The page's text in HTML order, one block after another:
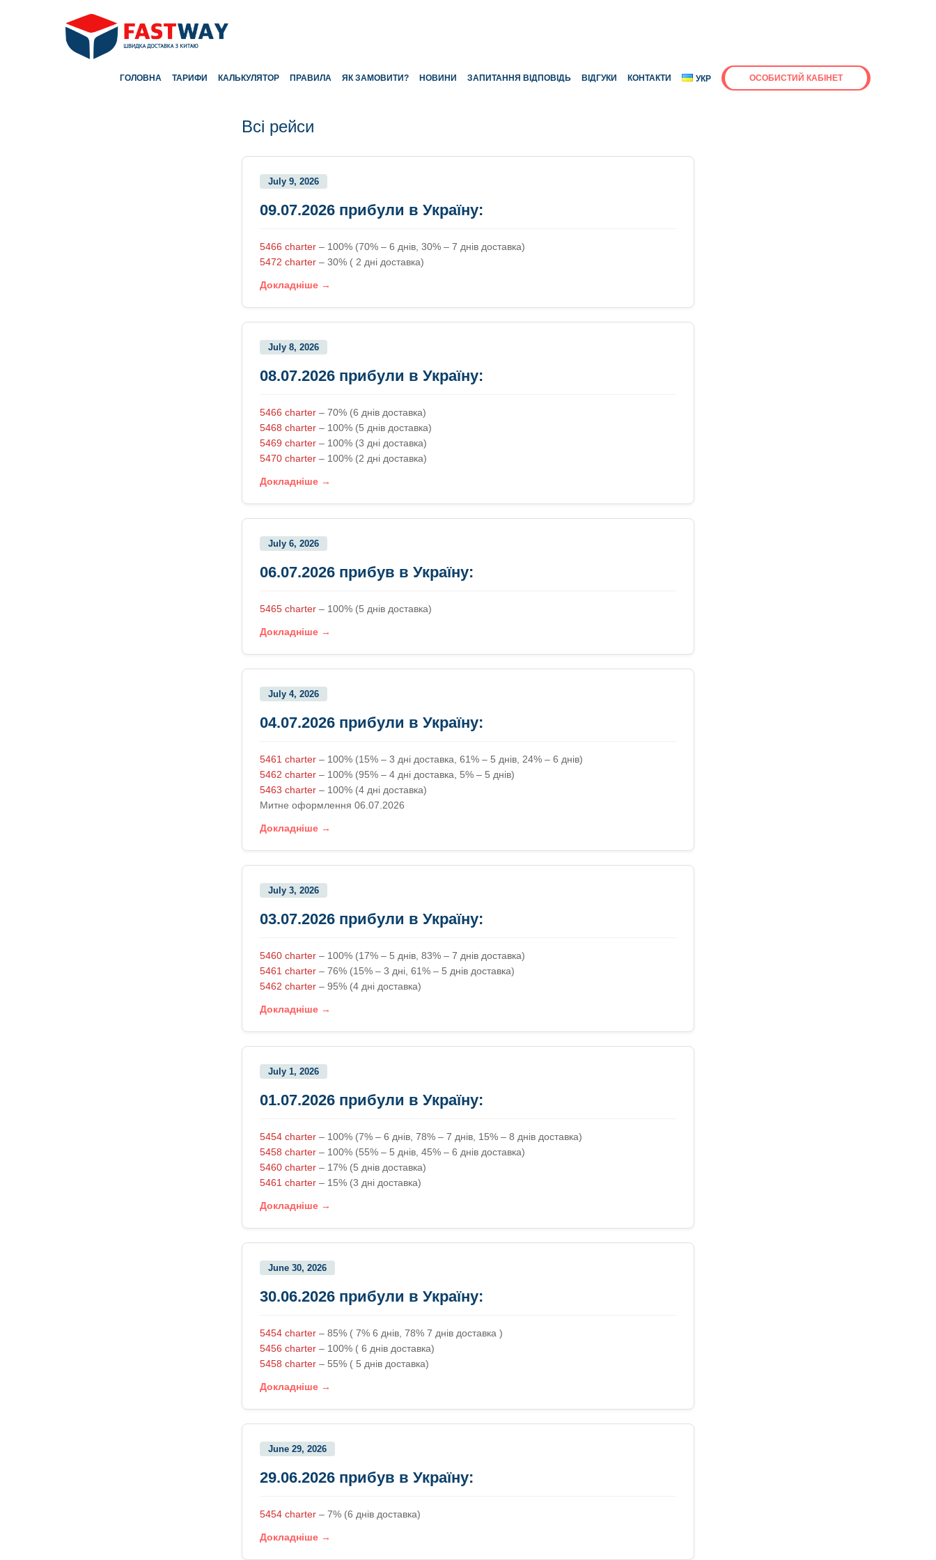
ОСОБИСТИЙ КАБІНЕТ
УКР
КОНТАКТИ
ВІДГУКИ
ЗАПИТАННЯ ВІДПОВІДЬ
НОВИНИ
ЯК ЗАМОВИТИ?
ПРАВИЛА
КАЛЬКУЛЯТОР
ТАРИФИ
ГОЛОВНА
Всі рейси
July 9, 2026
09.07.2026 прибули в Україну:
5466 charter – 100% (70% – 6 днів, 30% – 7 днів доставка)
5472 charter – 30% ( 2 дні доставка)
Докладніше →
July 8, 2026
08.07.2026 прибули в Україну:
5466 charter – 70% (6 днів доставка)
5468 charter – 100% (5 днів доставка)
5469 charter – 100% (3 дні доставка)
5470 charter – 100% (2 дні доставка)
Докладніше →
July 6, 2026
06.07.2026 прибув в Україну:
5465 charter – 100% (5 днів доставка)
Докладніше →
July 4, 2026
04.07.2026 прибули в Україну:
5461 charter – 100% (15% – 3 дні доставка, 61% – 5 днів, 24% – 6 днів)
5462 charter – 100% (95% – 4 дні доставка, 5% – 5 днів)
5463 charter – 100% (4 дні доставка)
Митне оформлення 06.07.2026
Докладніше →
July 3, 2026
03.07.2026 прибули в Україну:
5460 charter – 100% (17% – 5 днів, 83% – 7 днів доставка)
5461 charter – 76% (15% – 3 дні, 61% – 5 днів доставка)
5462 charter – 95% (4 дні доставка)
Докладніше →
July 1, 2026
01.07.2026 прибули в Україну:
5454 charter – 100% (7% – 6 днів, 78% – 7 днів, 15% – 8 днів доставка)
5458 charter – 100% (55% – 5 днів, 45% – 6 днів доставка)
5460 charter – 17% (5 днів доставка)
5461 charter – 15% (3 дні доставка)
Докладніше →
June 30, 2026
30.06.2026 прибули в Україну:
5454 charter – 85% ( 7% 6 днів, 78% 7 днів доставка )
5456 charter – 100% ( 6 днів доставка)
5458 charter – 55% ( 5 днів доставка)
Докладніше →
June 29, 2026
29.06.2026 прибув в Україну:
5454 charter – 7% (6 днів доставка)
Докладніше →